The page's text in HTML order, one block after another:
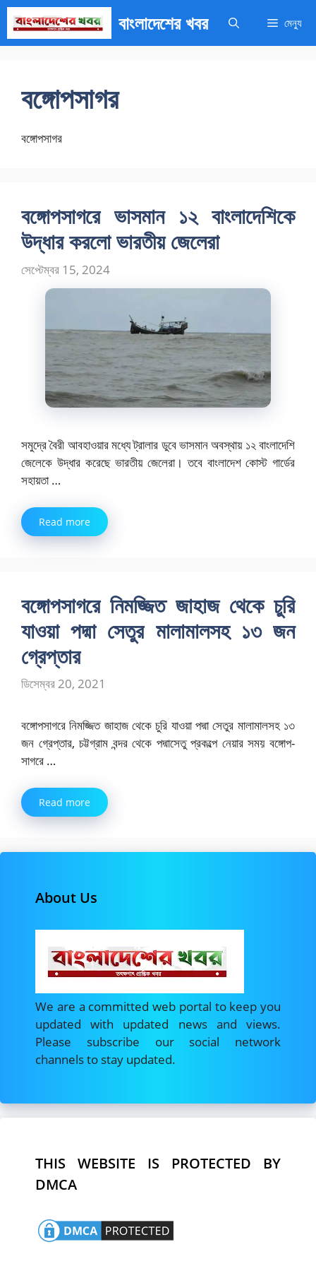
এড়িেয়
লেখায়
যান
বাংলাদেশের খবর মেন্যু
বঙ্গোপসাগর
বঙ্গোপসাগর
বঙ্গোপসাগরে ভাসমান ১২ বাংলাদেশিকে
উদ্ধার করলো ভারতীয় জেলেরা
সেপ্টেম্বর 15, 2024
সমুদ্রে বৈরী আবহাওয়ার মধ্যে ট্রালার ডুবে ভাসমান অবস্থায় ১২ বাংলাদেশি
জেলেকে উদ্ধার করেছে ভারতীয় জেলেরা। তবে বাংলাদেশ কোস্ট গার্ডের
সহায়তা …
Read more
বঙ্গোপসাগরে নিমজ্জিত জাহাজ থেকে চুরি
যাওয়া পদ্মা সেতুর মালামালসহ ১৩ জন
গ্রেপ্তার
ডিসেম্বর 20, 2021
বঙ্গোপসাগরে নিমজ্জিত জাহাজ থেকে চুরি যাওয়া পদ্মা সেতুর মালামালসহ ১৩
জন গ্রেপ্তার, চট্টগ্রাম বন্দর থেকে পদ্মাসেতু প্রকল্পে নেয়ার সময় বঙ্গোপ-
সাগরে …
Read more
About Us
We are a committed web portal to keep you
updated with updated news and views.
Please subscribe our social network
channels to stay updated.
THIS WEBSITE IS PROTECTED BY
DMCA